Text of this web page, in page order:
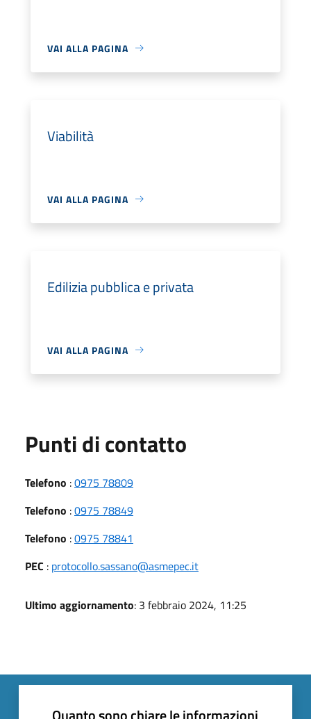
VAI ALLA PAGINA
Viabilità
VAI ALLA PAGINA
Edilizia pubblica e privata
VAI ALLA PAGINA
Punti di contatto
Telefono :0975 78809
Telefono :0975 78849
Telefono :0975 78841
PEC : protocollo.sassano@asmepec.it
Ultimo aggiornamento: 3 febbraio 2024, 11:25